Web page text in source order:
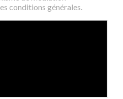
conditions générales.